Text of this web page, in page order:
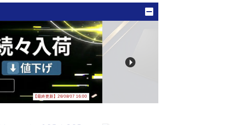
【最終更新】26/08/07 16:00